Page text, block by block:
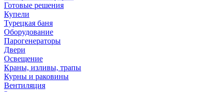
Готовые решения
Купели
Турецкая баня
Оборудование
Парогенераторы
Двери
Освещение
Краны, изливы, трапы
Курны и раковины
Вентиляция